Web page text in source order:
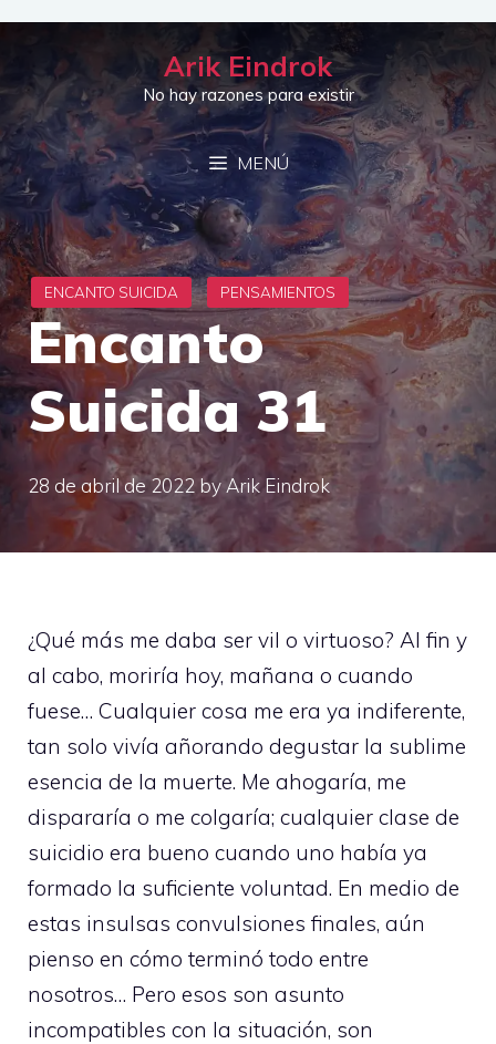
Saltar
contenido
Arik Eindrok
No hay razones para existir
MENÚ
Encanto
Suicida 31
28 de abril de 2022 byArik Eindrok
¿Qué más me daba ser vil o virtuoso? Al fin y
al cabo, moriría hoy, mañana o cuando
fuese… Cualquier cosa me era ya indiferente,
tan solo vivía añorando degustar la sublime
esencia de la muerte. Me ahogaría, me
dispararía o me colgaría; cualquier clase de
suicidio era bueno cuando uno había ya
formado la suficiente voluntad. En medio de
estas insulsas convulsiones finales, aún
pienso en cómo terminó todo entre
nosotros… Pero esos son asunto
incompatibles con la situación, son